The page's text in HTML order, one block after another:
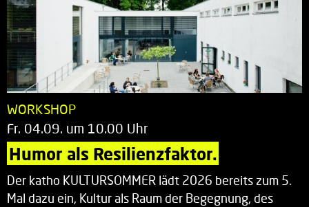
WORKSHOP
Fr. 04.09. um 10.00 Uhr
Humor als Resilienzfaktor.
Der katho KULTURSOMMER lädt 2026 bereits zum 5.
Mal dazu ein, Kultur als Raum der Begegnung, des